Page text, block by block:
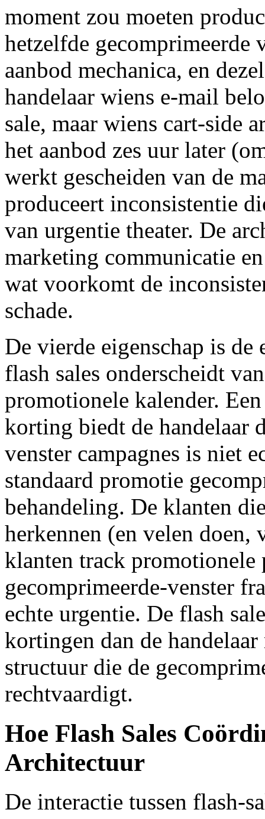
moment zou moeten
hetzelfde gecomprimeerde
aanbod mechanica, en
handelaar wiens e-mail
sale, maar wiens cart-side
het aanbod zes uur later
werkt gescheiden van de
produceert inconsistentie
van urgentie theater. De
marketing communicatie
wat voorkomt de
schade.
De vierde eigenschap is
flash sales onderscheidt
promotionele kalender.
korting biedt de handelaar
venster campagnes is niet
standaard promotie
behandeling. De klanten
herkennen (en velen doen,
klanten track promotionele
gecomprimeerde-venster
echte urgentie. De flash
kortingen dan de
structuur die de
rechtvaardigt.
Hoe Flash Sales
Architectuur
De interactie tussen flash-